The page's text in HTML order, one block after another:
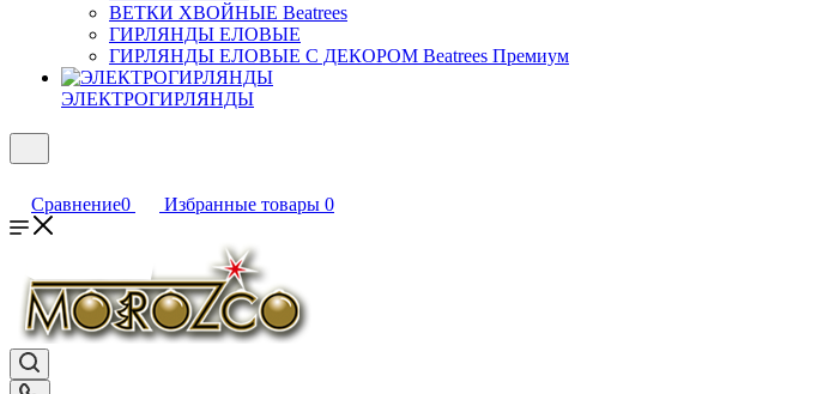
ВЕТКИ ХВОЙНЫЕ Beatrees
ГИРЛЯНДЫ ЕЛОВЫЕ
ГИРЛЯНДЫ ЕЛОВЫЕ С ДЕКОРОМ Beatrees Премиум
ЭЛЕКТРОГИРЛЯНДЫ
Сравнение0 Избранные товары 0